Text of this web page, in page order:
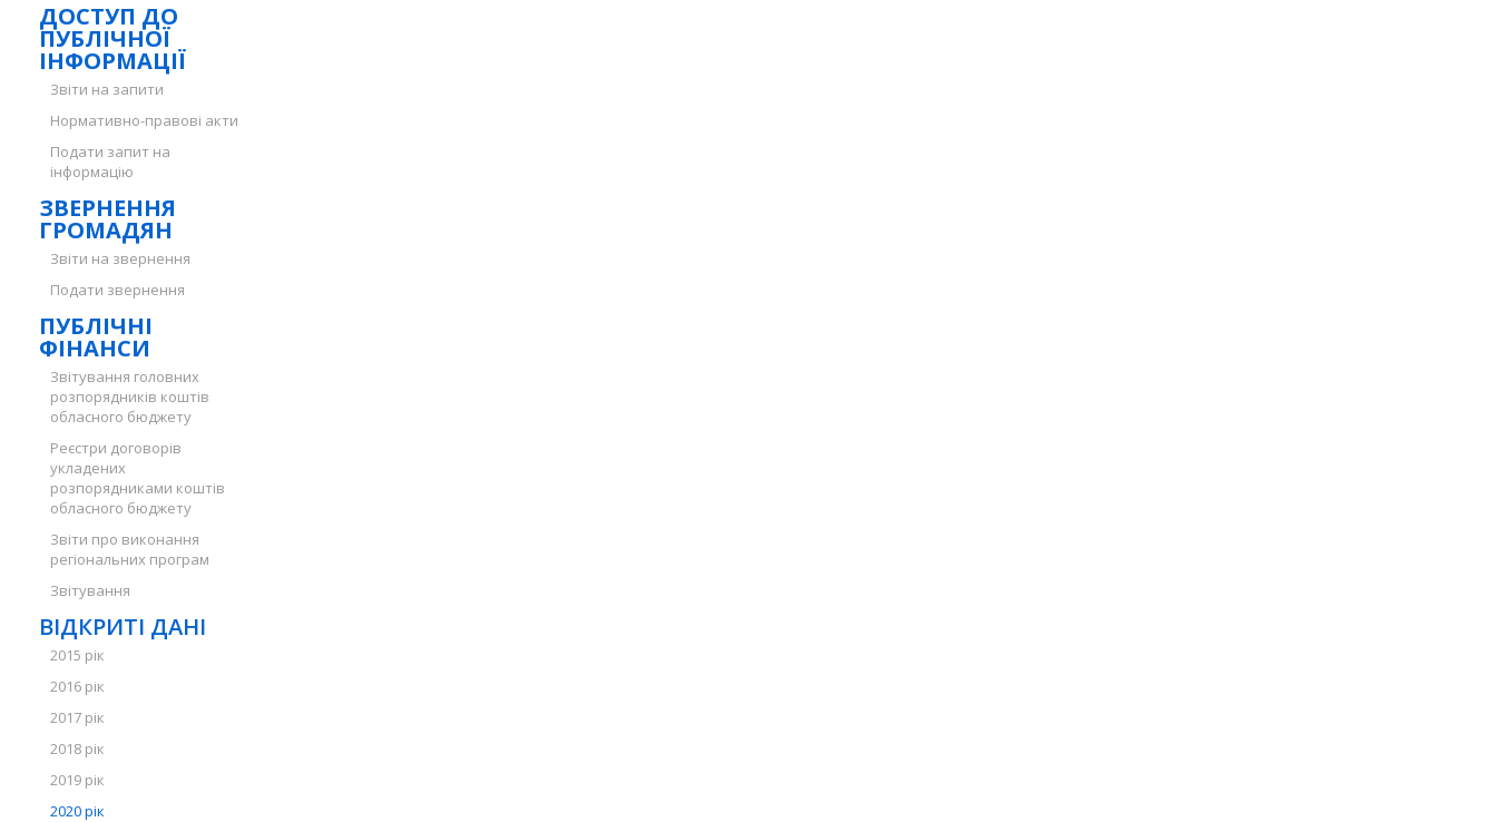
ДОСТУП ДО
ПУБЛІЧНОЇ
ІНФОРМАЦІЇ
Звіти на запити
Нормативно-правові акти
Подати запит на
інформацію
ЗВЕРНЕННЯ
ГРОМАДЯН
Звіти на звернення
Подати звернення
ПУБЛІЧНІ
ФІНАНСИ
Звітування головних
розпорядників коштів
обласного бюджету
Реєстри договорів
укладених
розпорядниками коштів
обласного бюджету
Звіти про виконання
регіональних програм
Звітування
ВІДКРИТІ ДАНІ
2015 рік
2016 рік
2017 рік
2018 рік
2019 рік
2020 рік